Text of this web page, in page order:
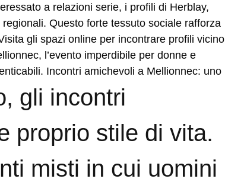
a relazioni serie, i profili di Herblay,
Questo forte tessuto sociale rafforza
gli spazi online per incontrare profili vicino
l’evento imperdibile per donne e
Incontri amichevoli a Mellionnec: uno
gli incontri
proprio stile di vita.
misti in cui uomini